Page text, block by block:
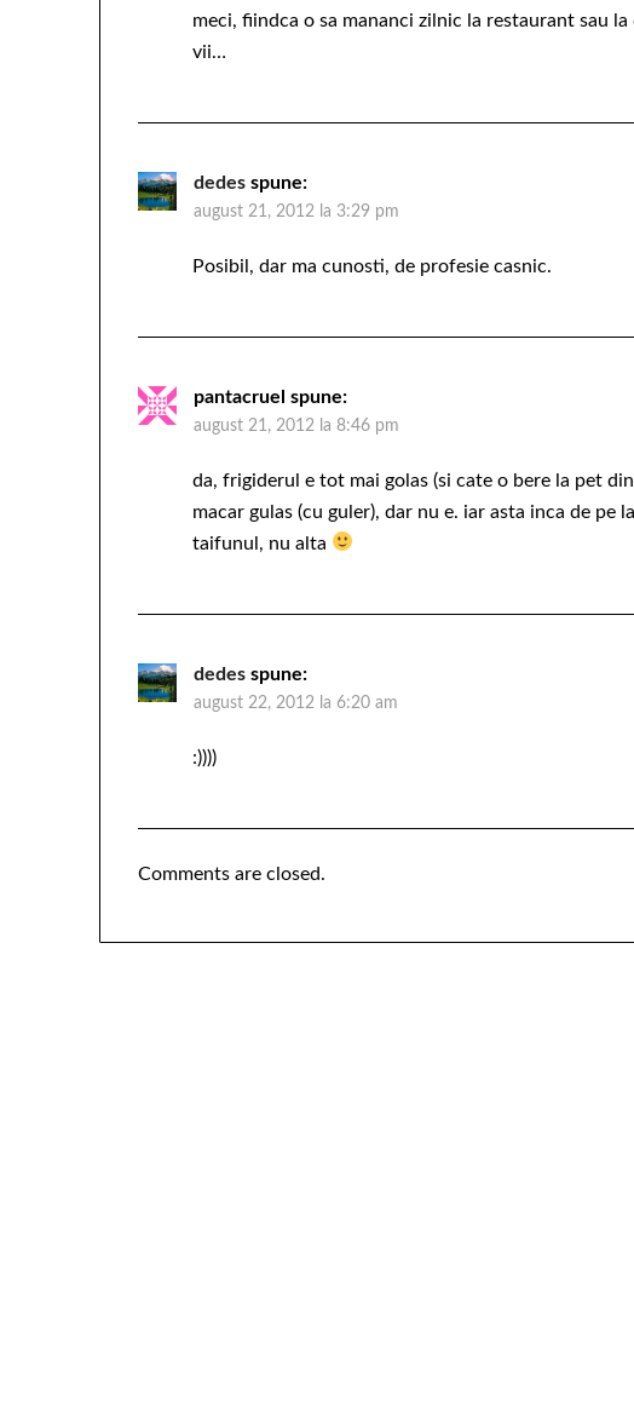
meci, fiindca o sa mananci zilnic la restaurant sau
vii…
dedes spune:
august 21, 2012 la 3:29 pm
Posibil, dar ma cunosti, de profesie casnic.
pantacruel spune:
august 21, 2012 la 8:46 pm
da, frigiderul e tot mai golas (si cate o bere la pet
macar gulas (cu guler), dar nu e. iar asta inca de pe
taifunul, nu alta
dedes spune:
august 22, 2012 la 6:20 am
:))))
Comments are closed.